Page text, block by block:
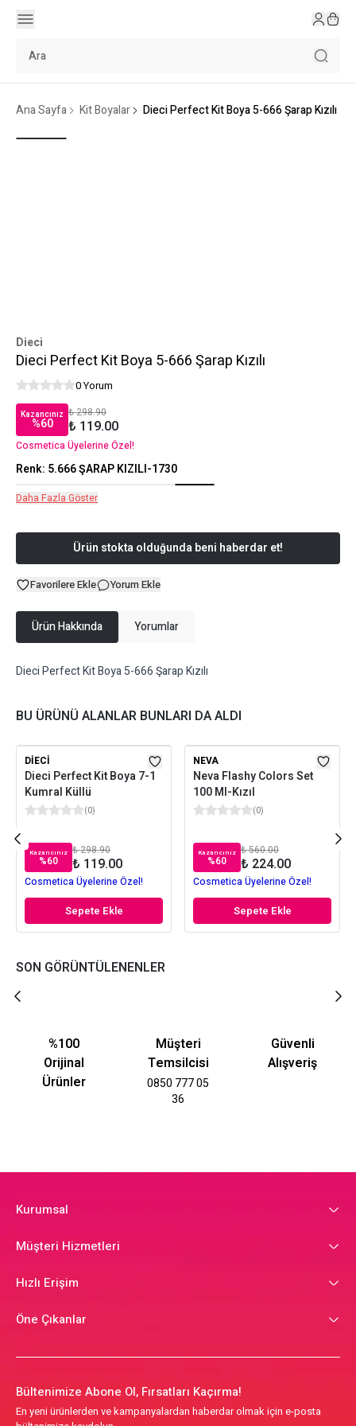
Ana Sayfa Kit Boyalar Dieci Perfect Kit Boya 5-666 Şarap Kızılı
Dieci
Dieci Perfect Kit Boya 5-666 Şarap Kızılı
0 Yorum
Kazancınız
%60
₺ 298.90
₺ 119.00
Cosmetica Üyelerine Özel!
Renk: 5.666 ŞARAP KIZILI-1730
Daha Fazla Göster
Ürün stokta olduğunda beni haberdar et!
Favorilere Ekle Yorum Ekle
Ürün Hakkında Yorumlar
Dieci Perfect Kit Boya 5-666 Şarap Kızılı
BU ÜRÜNÜ ALANLAR BUNLARI DA ALDI
DIECI
Dieci Perfect Kit Boya 7-1
Kumral Küllü
(0)
Kazancınız
%60
₺ 298.90
₺ 119.00
Cosmetica Üyelerine Özel!
Sepete Ekle
NEVA
Neva Flashy Colors Set
100 Ml-Kızıl
(0)
Kazancınız
%60
₺ 560.00
₺ 224.00
Cosmetica Üyelerine Özel!
Sepete Ekle
SON GÖRÜNTÜLENENLER
%100
Orijinal
Ürünler
Müşteri
Temsilcisi
0850 777 05
36
Güvenli
Alışveriş
Kurumsal
Müşteri Hizmetleri
Hızlı Erişim
Öne Çıkanlar
Bültenimize Abone Ol, Fırsatları Kaçırma!
En yeni ürünlerden ve kampanyalardan haberdar olmak için e-posta